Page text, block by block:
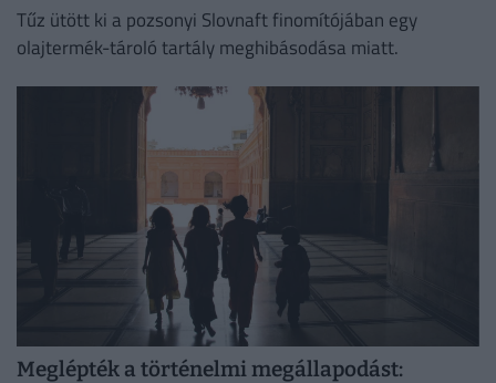
Tűz ütött ki a pozsonyi Slovnaft finomítójában egy
olajtermék-tároló tartály meghibásodása miatt.
Meglépték a történelmi megállapodást: